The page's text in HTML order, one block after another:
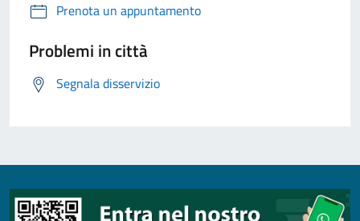
Prenota un appuntamento
Problemi in città
Segnala disservizio